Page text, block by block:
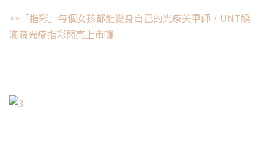
>>「指彩」每個女孩都能變身自己的光療美甲師，UNT嬌
滴滴光療指彩閃亮上市囉